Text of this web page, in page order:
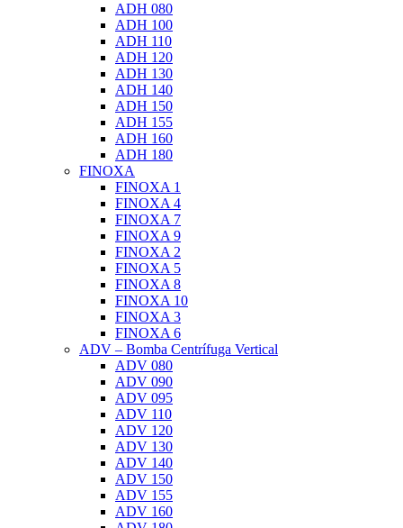
ADH 080
ADH 100
ADH 110
ADH 120
ADH 130
ADH 140
ADH 150
ADH 155
ADH 160
ADH 180
FINOXA
FINOXA 1
FINOXA 4
FINOXA 7
FINOXA 9
FINOXA 2
FINOXA 5
FINOXA 8
FINOXA 10
FINOXA 3
FINOXA 6
ADV – Bomba Centrífuga Vertical
ADV 080
ADV 090
ADV 095
ADV 110
ADV 120
ADV 130
ADV 140
ADV 150
ADV 155
ADV 160